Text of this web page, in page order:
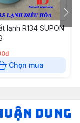
lạnh R134 SUPON
Chọn mua
DUNG